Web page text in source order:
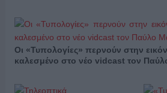
Οι «Τυπολογίες» περνούν στην
καλεσμένο στο νέο vidcast τον